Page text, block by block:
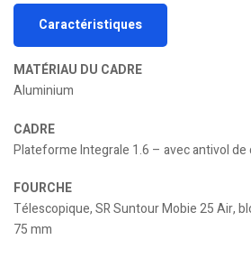
Caractéristiques
MATÉRIAU DU CADRE
Aluminium
CADRE
Plateforme Integrale 1.6 – avec antivol de
FOURCHE
Télescopique, SR Suntour Mobie 25 Air,
75 mm